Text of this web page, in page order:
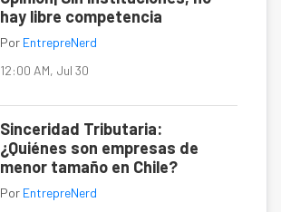
hay libre competencia
Por EntrepreNerd
12:00 AM, Jul 30
Sinceridad Tributaria:
¿Quiénes son empresas de
menor tamaño en Chile?
Por EntrepreNerd